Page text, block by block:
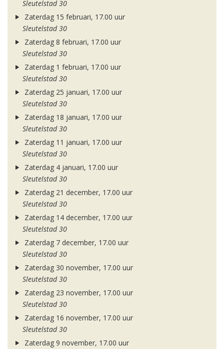
Sleutelstad 30
Zaterdag 15 februari, 17.00 uur
Sleutelstad 30
Zaterdag 8 februari, 17.00 uur
Sleutelstad 30
Zaterdag 1 februari, 17.00 uur
Sleutelstad 30
Zaterdag 25 januari, 17.00 uur
Sleutelstad 30
Zaterdag 18 januari, 17.00 uur
Sleutelstad 30
Zaterdag 11 januari, 17.00 uur
Sleutelstad 30
Zaterdag 4 januari, 17.00 uur
Sleutelstad 30
Zaterdag 21 december, 17.00 uur
Sleutelstad 30
Zaterdag 14 december, 17.00 uur
Sleutelstad 30
Zaterdag 7 december, 17.00 uur
Sleutelstad 30
Zaterdag 30 november, 17.00 uur
Sleutelstad 30
Zaterdag 23 november, 17.00 uur
Sleutelstad 30
Zaterdag 16 november, 17.00 uur
Sleutelstad 30
Zaterdag 9 november, 17.00 uur